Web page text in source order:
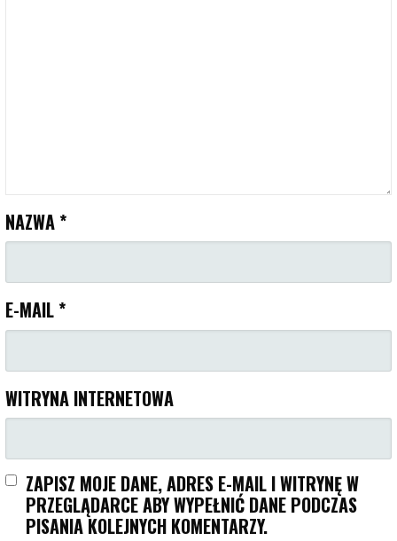
NAZWA *
E-MAIL *
WITRYNA INTERNETOWA
ZAPISZ MOJE DANE, ADRES E-MAIL I WITRYNĘ W
PRZEGLĄDARCE ABY WYPEŁNIĆ DANE PODCZAS
PISANIA KOLEJNYCH KOMENTARZY.